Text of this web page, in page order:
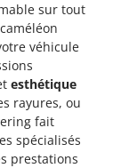
sur tout
véhicule
esthétique
rayures, ou
fait
spécialisés
prestations